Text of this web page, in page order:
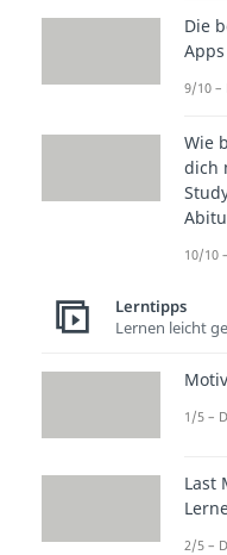
Die
9/10 –
Wie
dich
10/10
Lerntipps
Lernen leicht
1/5 –
Last
2/5 –